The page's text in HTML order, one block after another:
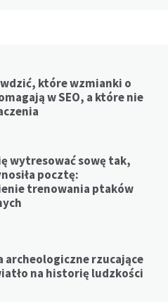
które wzmianki o
w SEO, a które nie
wytresować sowę tak,
pocztę:
trenowania ptaków
archeologiczne rzucające
na historię ludzkości